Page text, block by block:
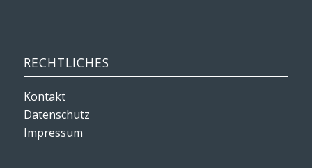
RECHTLICHES
Kontakt
Datenschutz
Impressum